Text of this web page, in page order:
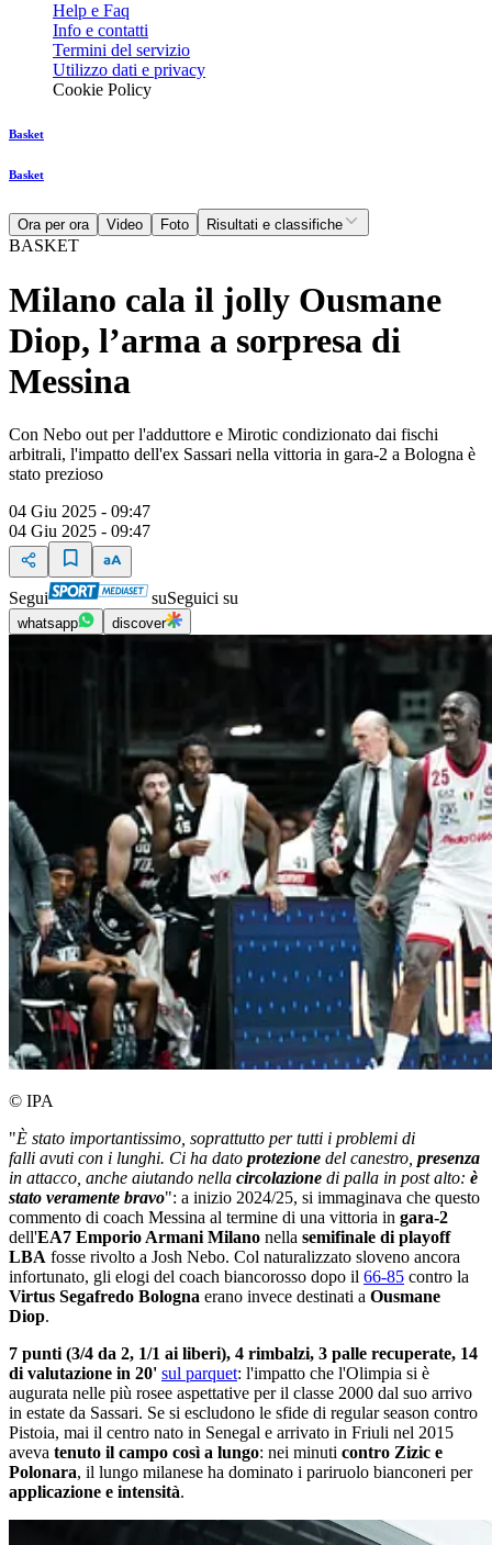
Help e Faq
Info e contatti
Termini del servizio
Utilizzo dati e privacy
Cookie Policy
Basket
Basket
Ora per ora Video Foto Risultati e classifiche
BASKET
Milano cala il jolly Ousmane
Diop, l’arma a sorpresa di
Messina
Con Nebo out per l'adduttore e Mirotic condizionato dai fischi
arbitrali, l'impatto dell'ex Sassari nella vittoria in gara-2 a Bologna è
stato prezioso
04 Giu 2025 - 09:47
04 Giu 2025 - 09:47
Segui suSeguici su
whatsapp discover
© IPA
"È stato importantissimo, soprattutto per tutti i problemi di
falli avuti con i lunghi. Ci ha dato protezione del canestro, presenza
in attacco, anche aiutando nella circolazione di palla in post alto: è
stato veramente bravo": a inizio 2024/25, si immaginava che questo
commento di coach Messina al termine di una vittoria in gara-2
dell'EA7 Emporio Armani Milano nella semifinale di playoff
LBA fosse rivolto a Josh Nebo. Col naturalizzato sloveno ancora
infortunato, gli elogi del coach biancorosso dopo il 66-85 contro la
Virtus Segafredo Bologna erano invece destinati a Ousmane
Diop.
7 punti (3/4 da 2, 1/1 ai liberi), 4 rimbalzi, 3 palle recuperate, 14
di valutazione in 20' sul parquet: l'impatto che l'Olimpia si è
augurata nelle più rosee aspettative per il classe 2000 dal suo arrivo
in estate da Sassari. Se si escludono le sfide di regular season contro
Pistoia, mai il centro nato in Senegal e arrivato in Friuli nel 2015
aveva tenuto il campo così a lungo: nei minuti contro Zizic e
Polonara, il lungo milanese ha dominato i pariruolo bianconeri per
applicazione e intensità.